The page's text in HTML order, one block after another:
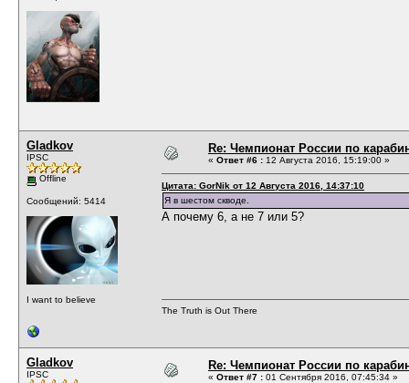
Gladkov
IPSC
Offline
Сообщений: 5414
I want to believe
Re: Чемпионат России по
« Ответ #6 : 12 Августа 2016, 15:19:00 »
Цитата: GorNik от 12 Августа 2016, 14:37:10
Я в шестом скводе.
А почему 6, а не 7 или 5?
The Truth is Out There
Gladkov
IPSC
Re: Чемпионат России по
« Ответ #7 : 01 Сентября 2016, 07:45:34 »